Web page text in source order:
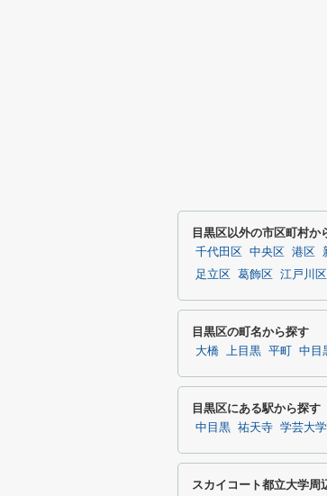
目黒区以外の市区町村か
千代田区 中央区 港区
足立区
葛飾区 江戸川区
目黒区の町名から探す
大橋 上目黒 平町 中目
目黒区にある駅から探す
中目黒 祐天寺 学芸大学
スカイコート都立大学周